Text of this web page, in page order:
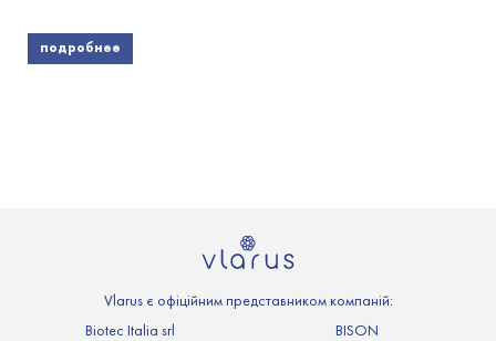
подробнее
Vlarus є офіційним представником компаній:
Biotec Italia srl
BISON